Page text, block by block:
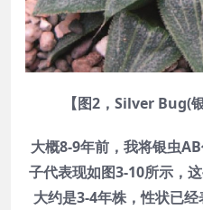
【图2，Silver Bug(
大概8-9年前，我将银虫
子代表现如图3-10所示，
大约是3-4年株，性状已